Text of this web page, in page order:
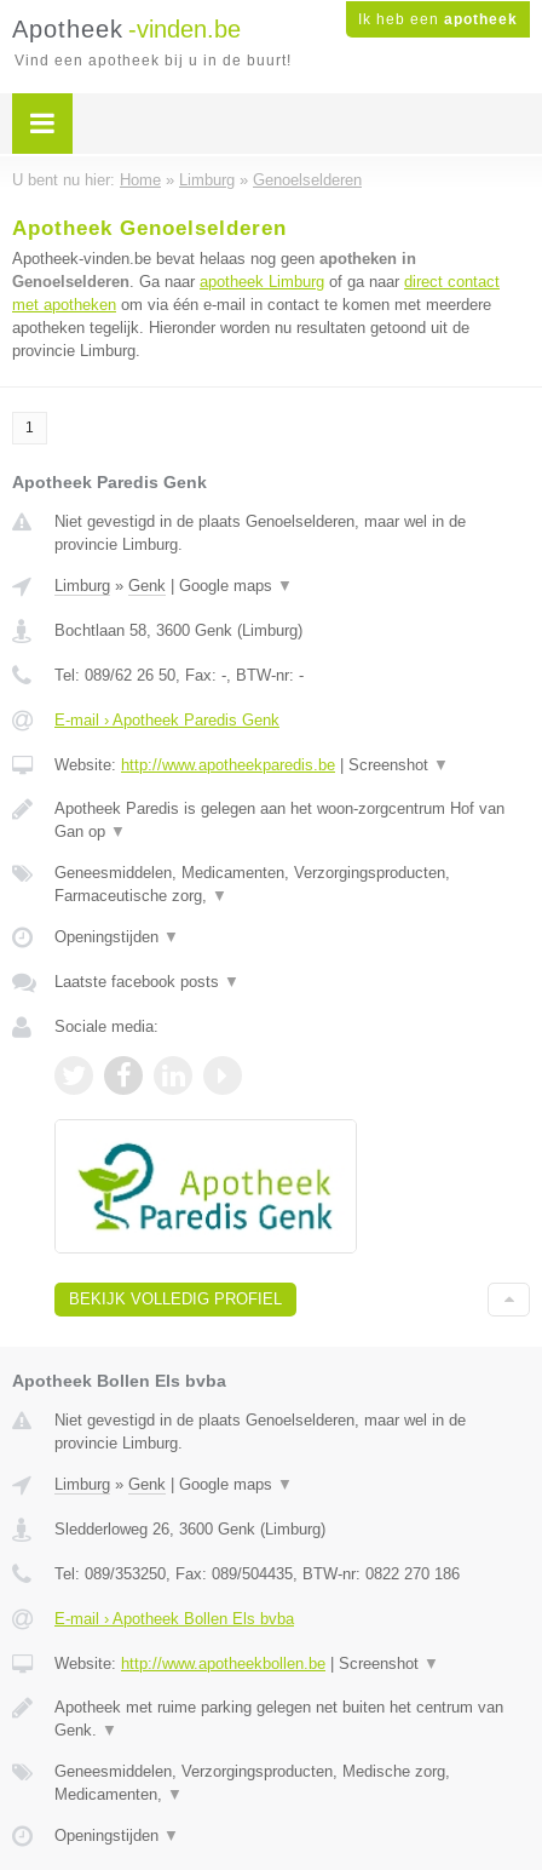
Ik heb een apotheek
Apotheek -vinden.be
Vind een apotheek bij u in de buurt!
U bent nu hier: Home » Limburg » Genoelselderen
Apotheek Genoelselderen
Apotheek-vinden.be bevat helaas nog geen apotheken in
Genoelselderen. Ga naar apotheek Limburg of ga naar direct contact
met apotheken om via één e-mail in contact te komen met meerdere
apotheken tegelijk. Hieronder worden nu resultaten getoond uit de
provincie Limburg.
1
Apotheek Paredis Genk
Niet gevestigd in de plaats Genoelselderen, maar wel in de
provincie Limburg.
Limburg » Genk Google maps ▼
Bochtlaan 58, 3600 Genk (Limburg)
Tel: 089/62 26 50, Fax: -, BTW-nr: -
E-mail › Apotheek Paredis Genk
Website: http://www.apotheekparedis.be Screenshot ▼
Apotheek Paredis is gelegen aan het woon-zorgcentrum Hof van
Gan op ▼
Geneesmiddelen, Medicamenten, Verzorgingsproducten,
Farmaceutische zorg, ▼
Openingstijden ▼
Laatste facebook posts ▼
Sociale media:
BEKIJK VOLLEDIG PROFIEL
Apotheek Bollen Els bvba
Niet gevestigd in de plaats Genoelselderen, maar wel in de
provincie Limburg.
Limburg » Genk Google maps ▼
Sledderloweg 26, 3600 Genk (Limburg)
Tel: 089/353250, Fax: 089/504435, BTW-nr: 0822 270 186
E-mail › Apotheek Bollen Els bvba
Website: http://www.apotheekbollen.be Screenshot ▼
Apotheek met ruime parking gelegen net buiten het centrum van
Genk. ▼
Geneesmiddelen, Verzorgingsproducten, Medische zorg,
Medicamenten, ▼
Openingstijden ▼